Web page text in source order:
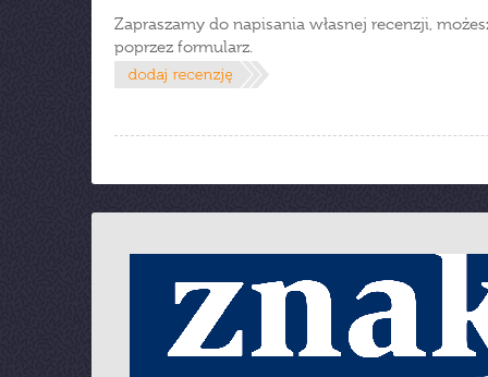
Zapraszamy do napisania własnej recenzji,
poprzez formularz.